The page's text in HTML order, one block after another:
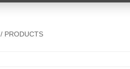
/ PRODUCTS